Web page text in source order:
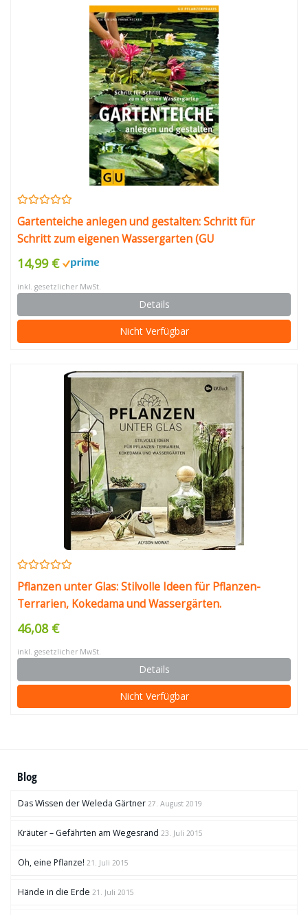
Gartenteiche anlegen und gestalten: Schritt für
Schritt zum eigenen Wassergarten (GU
Praxisratgeber Garten)
14,99 €
inkl. gesetzlicher MwSt.
Details
Nicht Verfügbar
Pflanzen unter Glas: Stilvolle Ideen für Pflanzen-
Terrarien, Kokedama und Wassergärten.
46,08 €
inkl. gesetzlicher MwSt.
Details
Nicht Verfügbar
Blog
Das Wissen der Weleda Gärtner 27. August 2019
Kräuter – Gefährten am Wegesrand 23. Juli 2015
Oh, eine Pflanze! 21. Juli 2015
Hände in die Erde 21. Juli 2015